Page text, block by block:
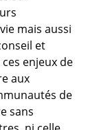
mais aussi
et
enjeux de
aux
de
sans